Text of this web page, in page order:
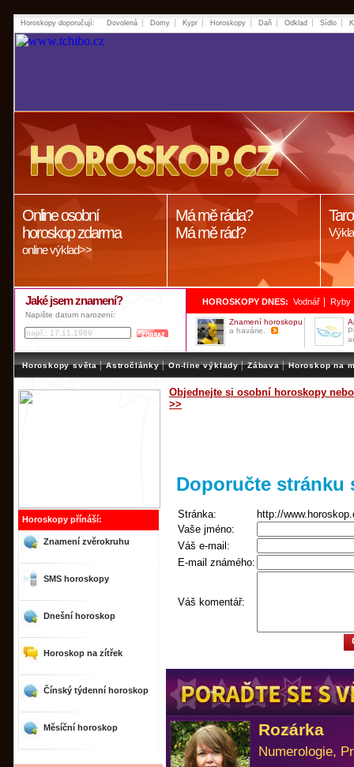
Horoskopy doporučují: Dovolená Domy Kypr Horoskopy Daň Odklad Sídlo
Online osobní
horoskop zdarma
online výklad>>
Má mě ráda?
Má mě rád?
Jaké jsem znamení?
Napište datum narození:
HOROSKOPY DNES: Vodnář Ryby
Znamení horoskopu
a havárie.
Horoskopy světa | Astročlánky | On-line výklady | Zábava | Horoskop na
Horoskopy přínáší:
Znamení zvěrokruhu
SMS horoskopy
Dnešní horoskop
Horoskop na zítřek
Čínský týdenní horoskop
Měsíční horoskop
Objednejte si osobní horoskopy
>>
Doporučte stránku
Stránka:
http://
Vaše jméno:
Váš e-mail:
E-mail známého:
Váš komentář:
Rozárka
Numerologie,